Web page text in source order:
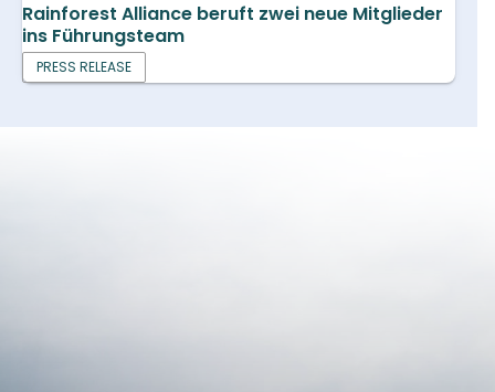
Rainforest Alliance beruft zwei neue Mitglieder
ins Führungsteam
PRESS RELEASE